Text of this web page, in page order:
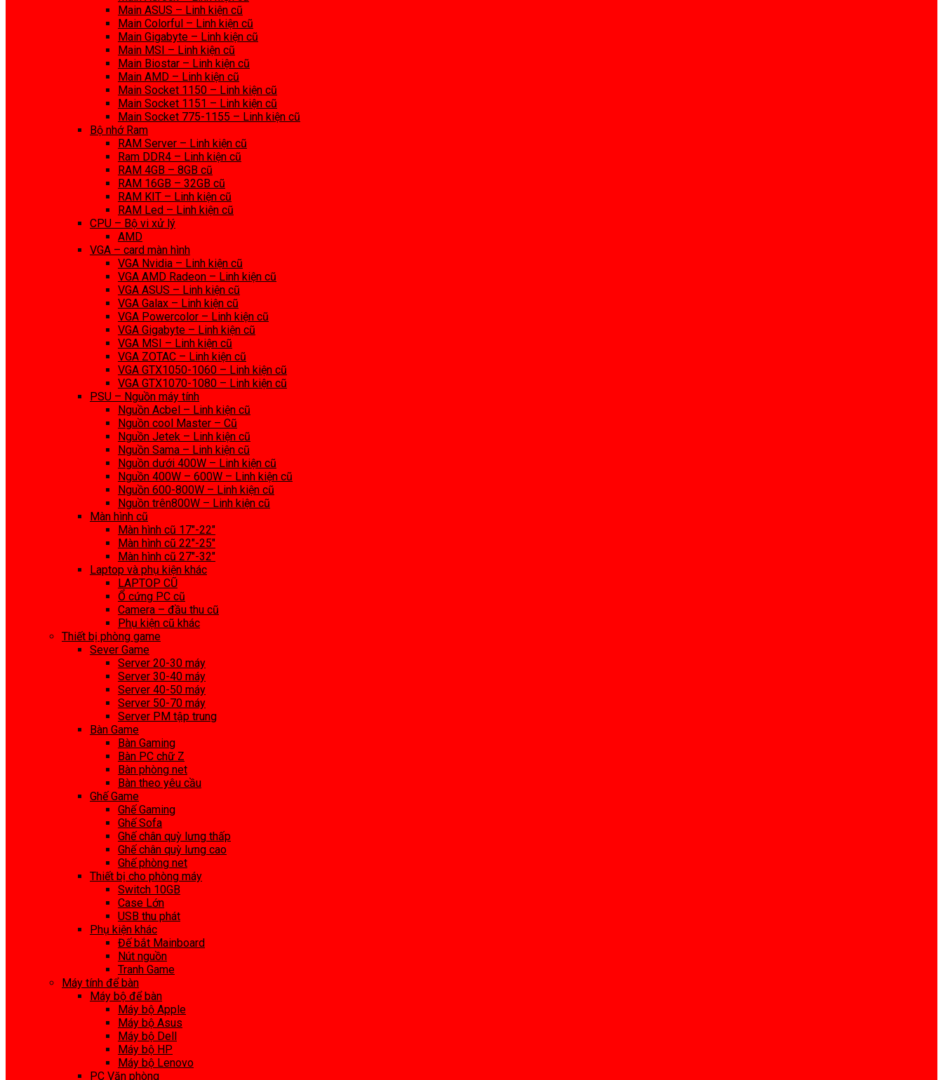
Main ASUS – Linh kiện cũ
Main Colorful – Linh kiện cũ
Main Gigabyte – Linh kiện cũ
Main MSI – Linh kiện cũ
Main Biostar – Linh kiện cũ
Main AMD – Linh kiện cũ
Main Socket 1150 – Linh kiện cũ
Main Socket 1151 – Linh kiện cũ
Main Socket 775-1155 – Linh kiện cũ
Bộ nhớ Ram
RAM Server – Linh kiện cũ
Ram DDR4 – Linh kiện cũ
RAM 4GB – 8GB cũ
RAM 16GB – 32GB cũ
RAM KIT – Linh kiện cũ
RAM Led – Linh kiện cũ
CPU – Bộ vi xử lý
AMD
VGA – card màn hình
VGA Nvidia – Linh kiện cũ
VGA AMD Radeon – Linh kiện cũ
VGA ASUS – Linh kiện cũ
VGA Galax – Linh kiện cũ
VGA Powercolor – Linh kiện cũ
VGA Gigabyte – Linh kiện cũ
VGA MSI – Linh kiện cũ
VGA ZOTAC – Linh kiện cũ
VGA GTX1050-1060 – Linh kiện cũ
VGA GTX1070-1080 – Linh kiện cũ
PSU – Nguồn máy tính
Nguồn Acbel – Linh kiện cũ
Nguồn cool Master – Cũ
Nguồn Jetek – Linh kiện cũ
Nguồn Sama – Linh kiện cũ
Nguồn dưới 400W – Linh kiện cũ
Nguồn 400W – 600W – Linh kiện cũ
Nguồn 600-800W – Linh kiện cũ
Nguồn trên800W – Linh kiện cũ
Màn hình cũ
Màn hình cũ 17″-22″
Màn hình cũ 22″-25″
Màn hình cũ 27″-32″
Laptop và phụ kiện khác
LAPTOP CŨ
Ổ cứng PC cũ
Camera – đầu thu cũ
Phụ kiện cũ khác
Thiết bị phòng game
Sever Game
Server 20-30 máy
Server 30-40 máy
Server 40-50 máy
Server 50-70 máy
Server PM tập trung
Bàn Game
Bàn Gaming
Bàn PC chữ Z
Bàn phòng net
Bàn theo yêu cầu
Ghế Game
Ghế Gaming
Ghế Sofa
Ghế chân quỳ lưng thấp
Ghế chân quỳ lưng cao
Ghế phòng net
Thiết bị cho phòng máy
Switch 10GB
Case Lớn
USB thu phát
Phụ kiện khác
Đế bắt Mainboard
Nút nguồn
Tranh Game
Máy tính để bàn
Máy bộ để bàn
Máy bộ Apple
Máy bộ Asus
Máy bộ Dell
Máy bộ HP
Máy bộ Lenovo
PC Văn phòng